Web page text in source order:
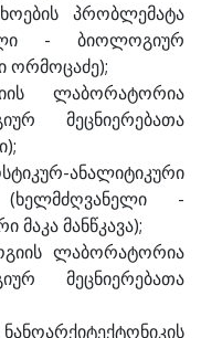
პრობლემატა
- ბიოლოგიურ
ორმოცაძე);
მეცნიერებათა
ანალიტიკური
-
მანწკავა);
ლაბორატორია
მეცნიერებათა